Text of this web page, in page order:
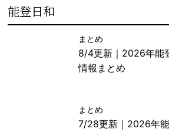
能登日和
まとめ
8/4更新｜2026年能
情報まとめ
まとめ
7/28更新｜2026年